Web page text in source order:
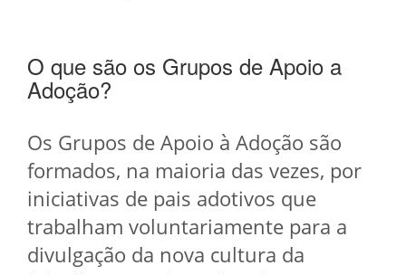
O que são os Grupos de Apoio a
Adoção?
Os Grupos de Apoio à Adoção são
formados, na maioria das vezes, por
iniciativas de pais adotivos que
trabalham voluntariamente para a
divulgação da nova cultura da